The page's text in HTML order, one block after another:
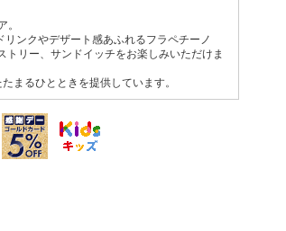
。
リンクやデザート感あふれるフラペチーノ
リー、サンドイッチをお楽しみいただけま
まるひとときを提供しています。